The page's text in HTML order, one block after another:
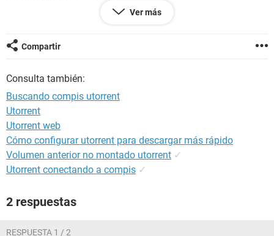
Ver más
Compartir
Consulta también:
Buscando compis utorrent
Utorrent
Utorrent web
Cómo configurar utorrent para descargar más rápido
Volumen anterior no montado utorrent ✓
Utorrent conectando a compis ✓
2 respuestas
RESPUESTA 1 / 2